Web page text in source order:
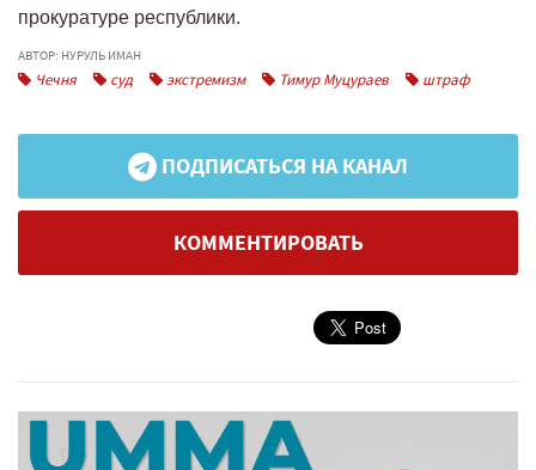
прокуратуре республики.
АВТОР: НУРУЛЬ ИМАН
Чечня суд экстремизм Тимур Муцураев штраф
ПОДПИСАТЬСЯ НА КАНАЛ
КОММЕНТИРОВАТЬ